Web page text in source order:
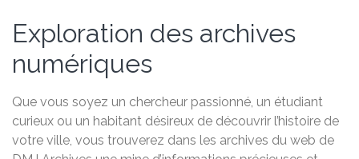
Exploration des archives
numériques
Que vous soyez un chercheur passionné, un étudiant
curieux ou un habitant désireux de découvrir l’histoire de
votre ville, vous trouverez dans les archives du web de